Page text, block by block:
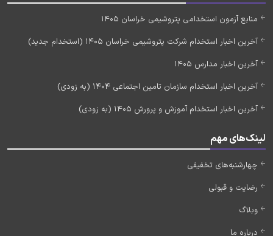
منابع آزمون استخدامی پتروشیمی خراسان 1405
آخرین اخبار استخدام شرکت پتروشیمی خراسان 1405 (استخدام جدید)
آخرین اخبار مدارس 1405
آخرین اخبار استخدام سازمان تامین اجتماعی 1404 (به زودی)
آخرین اخبار استخدام آموزش و پرورش 1405 (به زودی)
لینک‌های مهم
چهارشنبه‌های تخفیفی
رضایت و قبولی
وبلاگ
درباره ما